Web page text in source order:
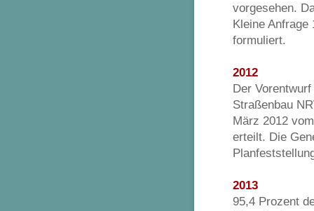
vorgesehen.
Kleine
formuliert.
2012
Der
Straßenbau
März 2012
erteilt. Die
2013
95,4 Prozent